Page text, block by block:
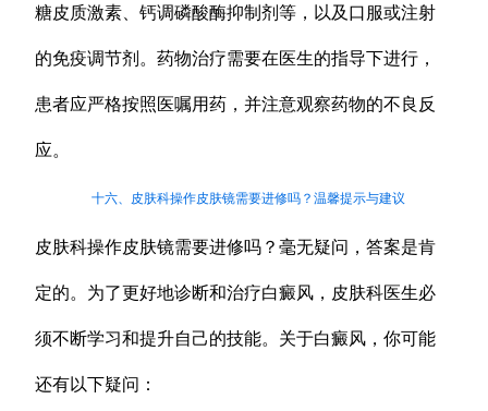
糖皮质激素、钙调磷酸酶抑制剂等，以及口服或注射
的免疫调节剂。药物治疗需要在医生的指导下进行，
患者应严格按照医嘱用药，并注意观察药物的不良反
应。
十六、皮肤科操作皮肤镜需要进修吗？温馨提示与建议
皮肤科操作皮肤镜需要进修吗？毫无疑问，答案是肯
定的。为了更好地诊断和治疗白癜风，皮肤科医生必
须不断学习和提升自己的技能。关于白癜风，你可能
还有以下疑问：